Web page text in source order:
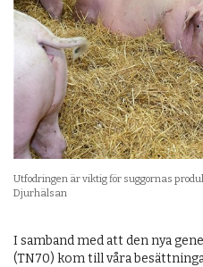
Utfodringen är viktig för suggornas
Djurhälsan
I samband med att den nya
(TN70) kom till våra